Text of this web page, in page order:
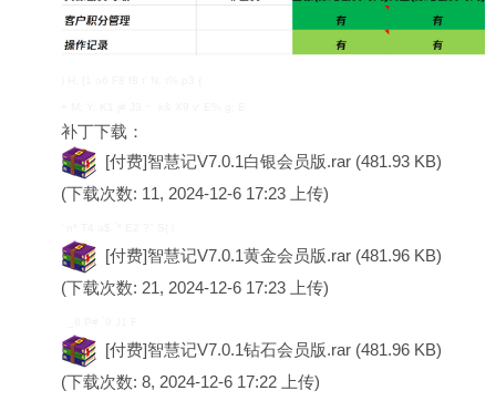
补丁下载：
[付费]智慧记V7.0.1白银会员版.rar (481.93 KB)
(下载次数: 11, 2024-12-6 17:23 上传)
[付费]智慧记V7.0.1黄金会员版.rar (481.96 KB)
(下载次数: 21, 2024-12-6 17:23 上传)
[付费]智慧记V7.0.1钻石会员版.rar (481.96 KB)
(下载次数: 8, 2024-12-6 17:22 上传)